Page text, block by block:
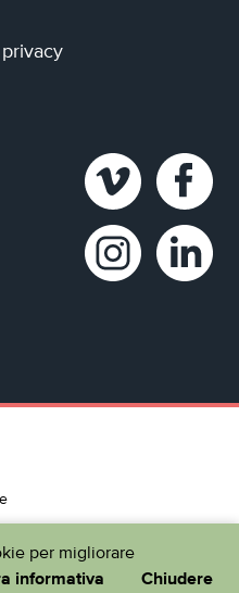
per migliorare
informativa Chiudere